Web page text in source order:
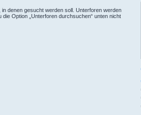
denen gesucht werden soll. Unterforen werden
Option „Unterforen durchsuchen“ unten nicht